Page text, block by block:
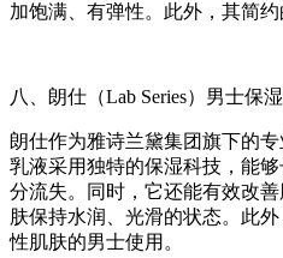
加饱满、有弹性。此外，其简
八、朗仕（Lab Series）男士保
朗仕作为雅诗兰黛集团旗下的
乳液采用独特的保湿科技，能
分流失。同时，它还能有效改
肤保持水润、光滑的状态。此
性肌肤的男士使用。